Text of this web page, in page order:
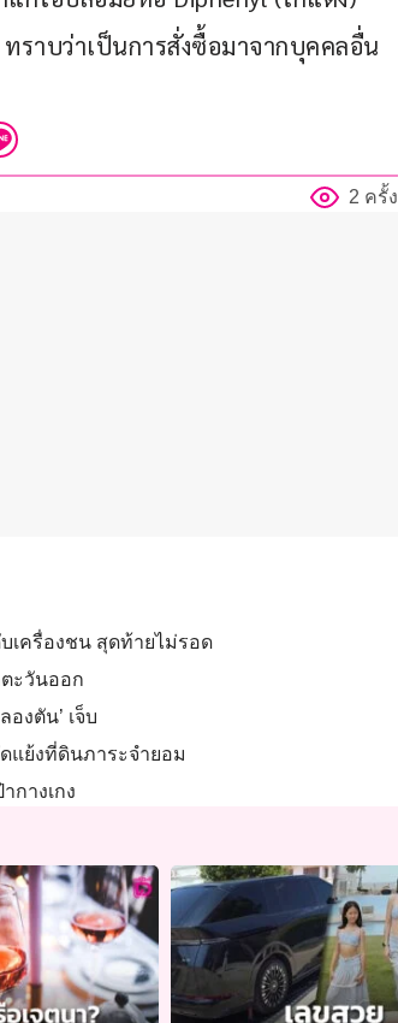
าบว่าเป็นการสั่งซื้อมาจากบุคคลอื่น
2 ครั้ง
เครื่องชน สุดท้ายไม่รอด
ตะวันออก
งตัน’ เจ็บ
แย้งที่ดินภาระจำยอม
กางเกง